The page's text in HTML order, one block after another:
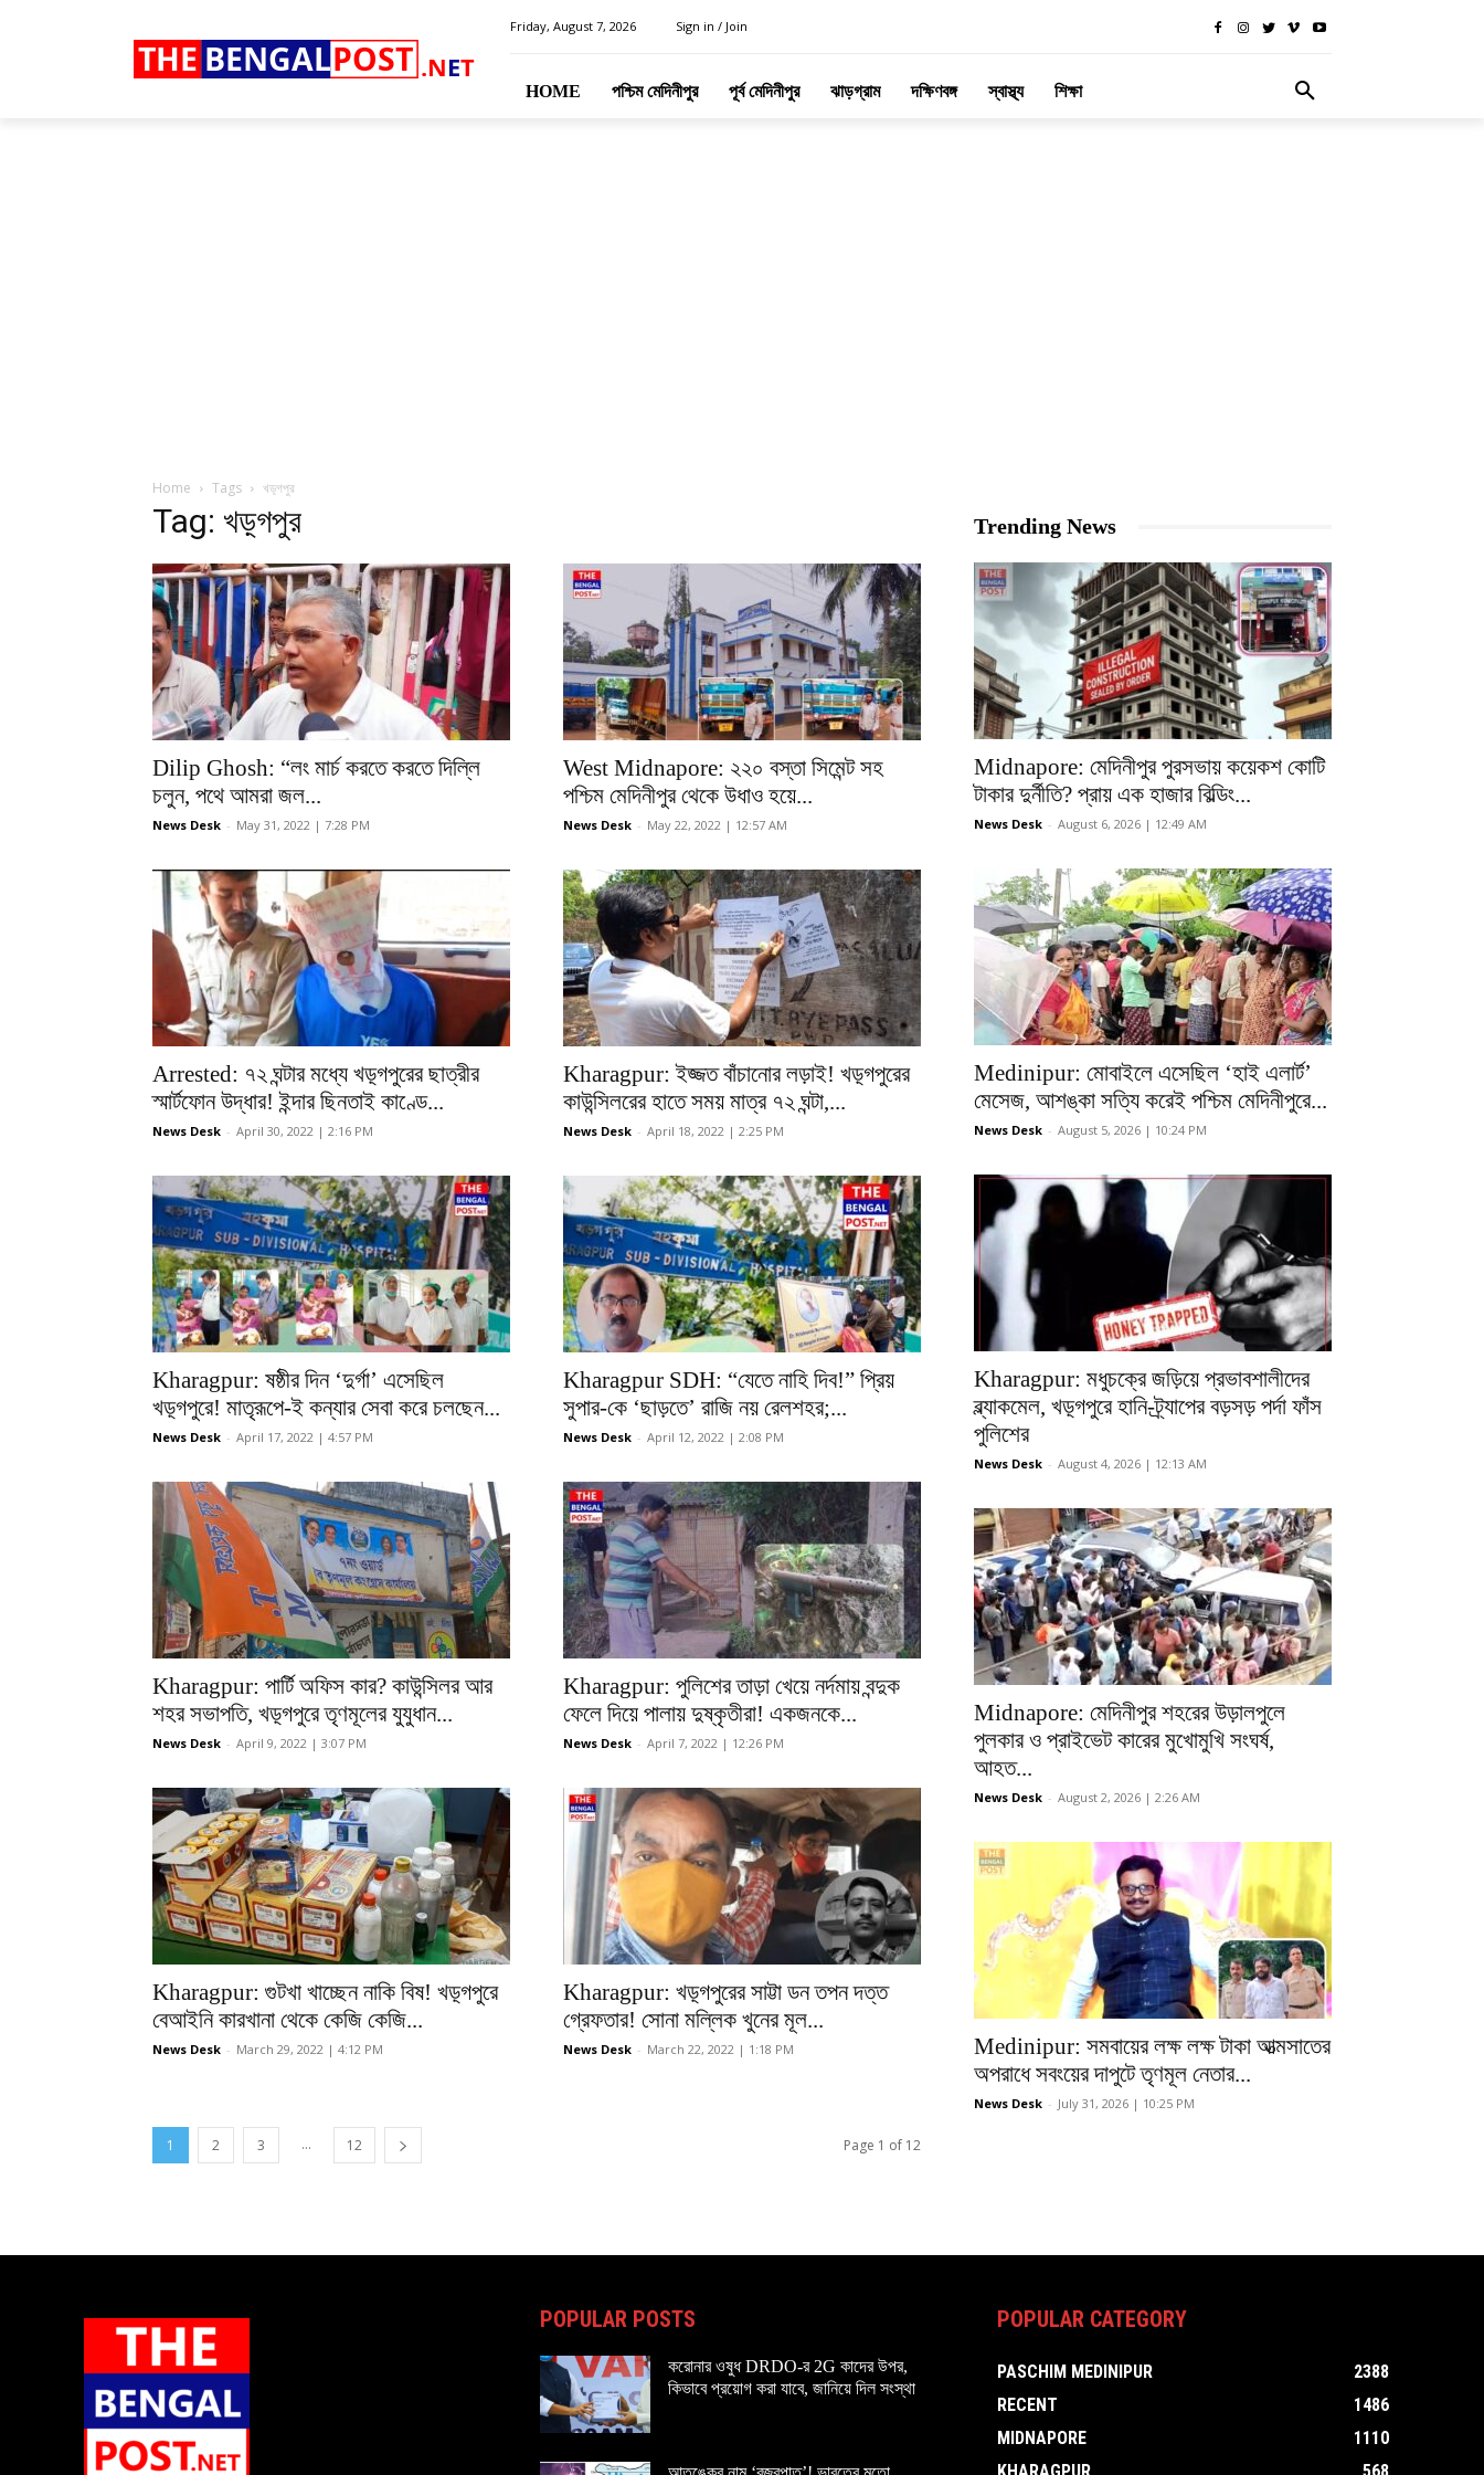
.NET
THE BENGALPOST
Friday, August 7, 2026 Sign in / Join
HOME পশ্চিম মেদিনীপুর পূর্ব মেদিনীপুর ঝাড়গ্রাম দক্ষিণবঙ্গ স্বাস্থ্য শিক্ষা
Home Tags খড়্গপুর
Tag: খড়্গপুর
Dilip Ghosh: “লং মার্চ করতে করতে দিল্লি
চলুন, পথে আমরা জল...
News Desk - May 31, 2022 | 7:28 PM
West Midnapore: ২২০ বস্তা সিমেন্ট সহ
পশ্চিম মেদিনীপুর থেকে উধাও হয়ে...
News Desk - May 22, 2022 | 12:57 AM
Arrested: ৭২ ঘন্টার মধ্যে খড়্গপুরের ছাত্রীর
স্মার্টফোন উদ্ধার! ইন্দার ছিনতাই কাণ্ডে...
News Desk - April 30, 2022 | 2:16 PM
Kharagpur: ইজ্জত বাঁচানোর লড়াই! খড়্গপুরের
কাউন্সিলরের হাতে সময় মাত্র ৭২ ঘন্টা,...
News Desk - April 18, 2022 | 2:25 PM
Kharagpur: ষষ্ঠীর দিন ‘দুর্গা’ এসেছিল
খড়্গপুরে! মাতৃরূপে-ই কন্যার সেবা করে চলছেন...
News Desk - April 17, 2022 | 4:57 PM
Kharagpur SDH: “যেতে নাহি দিব!” প্রিয়
সুপার-কে ‘ছাড়তে’ রাজি নয় রেলশহর;...
News Desk - April 12, 2022 | 2:08 PM
Kharagpur: পার্টি অফিস কার? কাউন্সিলর আর
শহর সভাপতি, খড়্গপুরে তৃণমূলের যুযুধান...
News Desk - April 9, 2022 | 3:07 PM
Kharagpur: পুলিশের তাড়া খেয়ে নর্দমায় বন্দুক
ফেলে দিয়ে পালায় দুষ্কৃতীরা! একজনকে...
News Desk - April 7, 2022 | 12:26 PM
Kharagpur: গুটখা খাচ্ছেন নাকি বিষ! খড়্গপুরে
বেআইনি কারখানা থেকে কেজি কেজি...
News Desk - March 29, 2022 | 4:12 PM
Kharagpur: খড়্গপুরের সাট্টা ডন তপন দত্ত
গ্রেফতার! সোনা মল্লিক খুনের মূল...
News Desk - March 22, 2022 | 1:18 PM
1 2 3 ... 12 Page 1 of 12
Trending News
Midnapore: মেদিনীপুর পুরসভায় কয়েকশ কোটি
টাকার দুর্নীতি? প্রায় এক হাজার বিল্ডিং...
News Desk - August 6, 2026 | 12:49 AM
Medinipur: মোবাইলে এসেছিল ‘হাই এলার্ট’
মেসেজ, আশঙ্কা সত্যি করেই পশ্চিম মেদিনীপুরে...
News Desk - August 5, 2026 | 10:24 PM
Kharagpur: মধুচক্রে জড়িয়ে প্রভাবশালীদের
ব্ল্যাকমেল, খড়্গপুরে হানি-ট্র্যাপের বড়সড় পর্দা ফাঁস
পুলিশের
News Desk - August 4, 2026 | 12:13 AM
Midnapore: মেদিনীপুর শহরের উড়ালপুলে
পুলকার ও প্রাইভেট কারের মুখোমুখি সংঘর্ষ,
আহত...
News Desk - August 2, 2026 | 2:26 AM
Medinipur: সমবায়ের লক্ষ লক্ষ টাকা আত্মসাতের
অপরাধে সবংয়ের দাপুটে তৃণমূল নেতার...
News Desk - July 31, 2026 | 10:25 PM
POPULAR POSTS
করোনার ওষুধ DRDO-র 2G কাদের উপর,
কিভাবে প্রয়োগ করা যাবে, জানিয়ে দিল সংস্থা
POPULAR CATEGORY
PASCHIM MEDINIPUR
2388
RECENT
1486
MIDNAPORE
1110